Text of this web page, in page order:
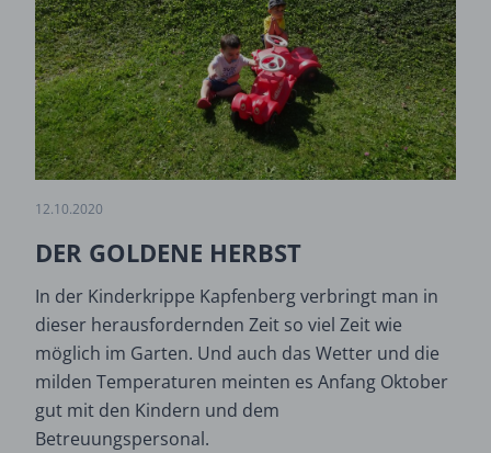
12.10.2020
DER GOLDENE HERBST
In der Kinderkrippe Kapfenberg verbringt man in
dieser herausfordernden Zeit so viel Zeit wie
möglich im Garten. Und auch das Wetter und die
milden Temperaturen meinten es Anfang Oktober
gut mit den Kindern und dem
Betreuungspersonal.